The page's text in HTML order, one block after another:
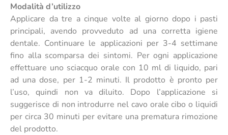
Modalità d’utilizzo
Applicare da tre a cinque volte al giorno dopo i pasti
principali, avendo provveduto ad una corretta igiene
dentale. Continuare le applicazioni per 3-4 settimane
fino alla scomparsa dei sintomi. Per ogni applicazione
effettuare uno sciacquo orale con 10 ml di liquido, pari
ad una dose, per 1-2 minuti. Il prodotto è pronto per
l’uso, quindi non va diluito. Dopo l’applicazione si
suggerisce di non introdurre nel cavo orale cibo o liquidi
per circa 30 minuti per evitare una prematura rimozione
del prodotto.